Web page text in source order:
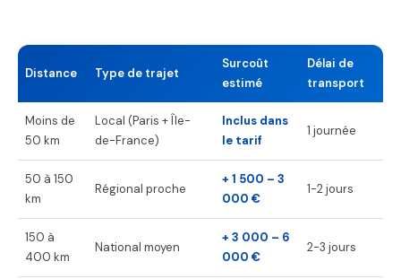
Distance Type de trajet
Surcoût
estimé
Délai de
transport
Moins de
50 km
Local (Paris + Île-
de-France)
Inclus dans
le tarif
1 journée
50 à 150
km
Régional proche
+ 1 500 – 3
000 €
1-2 jours
150 à
400 km
National moyen
+ 3 000 – 6
000 €
2-3 jours